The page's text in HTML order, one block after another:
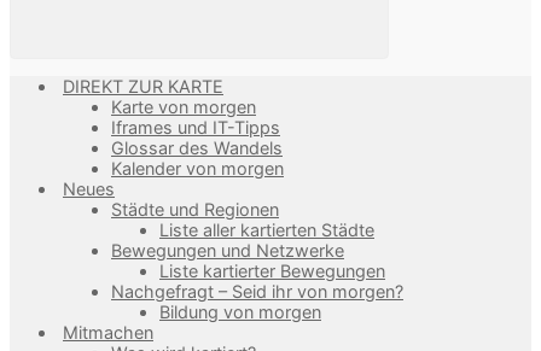
DIREKT ZUR KARTE
Karte von morgen
Iframes und IT-Tipps
Glossar des Wandels
Kalender von morgen
Neues
Städte und Regionen
Liste aller kartierten Städte
Bewegungen und Netzwerke
Liste kartierter Bewegungen
Nachgefragt – Seid ihr von morgen?
Bildung von morgen
Mitmachen